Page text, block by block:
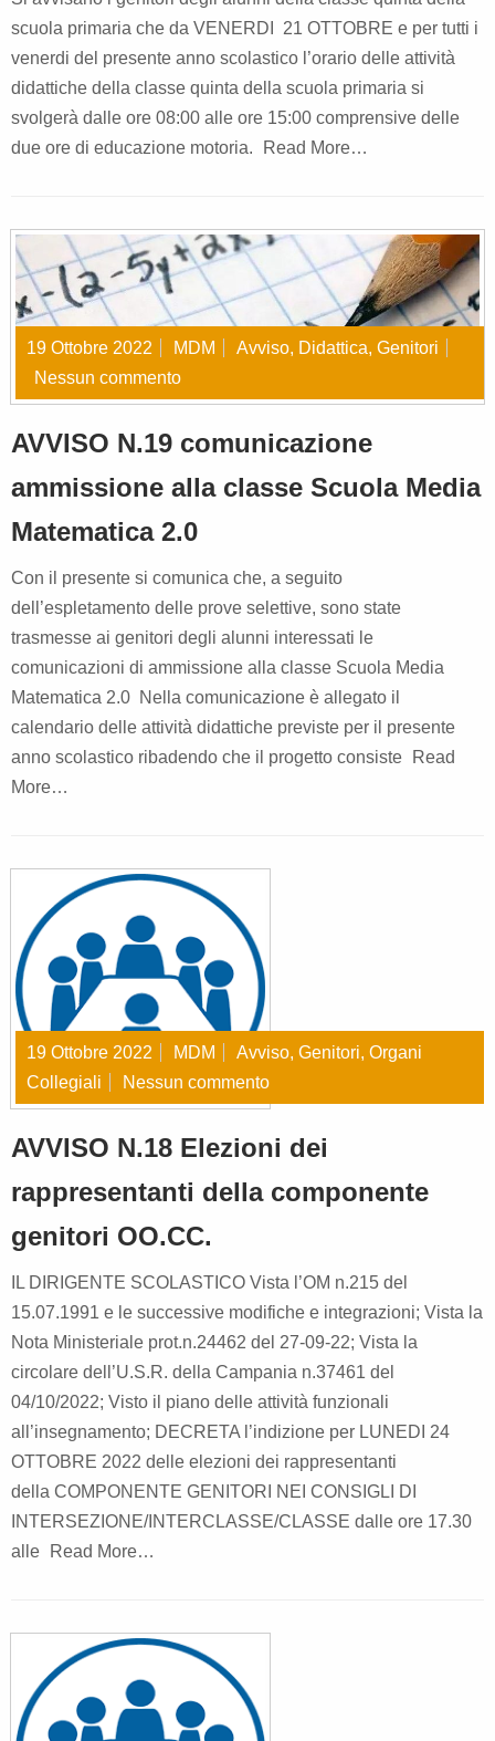
scuola primaria che da VENERDI 21 OTTOBRE e per tutti i
venerdi del presente anno scolastico l’orario delle attività
didattiche della classe quinta della scuola primaria si
svolgerà dalle ore 08:00 alle ore 15:00 comprensive delle
due ore di educazione motoria.
Read More…
19 Ottobre 2022 MDM Avviso, Didattica, Genitori
Nessun commento
AVVISO N.19 comunicazione
ammissione alla classe Scuola Media
Matematica 2.0
Con il presente si comunica che, a seguito
dell’espletamento delle prove selettive, sono state
trasmesse ai genitori degli alunni interessati le
comunicazioni di ammissione alla classe Scuola Media
Matematica 2.0 Nella comunicazione è allegato il
calendario delle attività didattiche previste per il presente
anno scolastico ribadendo che il progetto consiste
Read
More…
19 Ottobre 2022 MDM Avviso, Genitori, Organi
Collegiali
Nessun commento
AVVISO N.18 Elezioni dei
rappresentanti della componente
genitori OO.CC.
IL DIRIGENTE SCOLASTICO Vista l’OM n.215 del
15.07.1991 e le successive modifiche e integrazioni; Vista la
Nota Ministeriale prot.n.24462 del 27-09-22; Vista la
circolare dell’U.S.R. della Campania n.37461 del
04/10/2022; Visto il piano delle attività funzionali
all’insegnamento; DECRETA l’indizione per LUNEDI 24
OTTOBRE 2022 delle elezioni dei rappresentanti
della COMPONENTE GENITORI NEI CONSIGLI DI
INTERSEZIONE/INTERCLASSE/CLASSE dalle ore 17.30
alle
Read More…